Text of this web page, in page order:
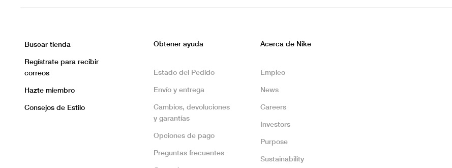
Buscar tienda
Regístrate para recibir
correos
Hazte miembro
Consejos de Estilo
Obtener ayuda
Estado del Pedido
Envío y entrega
Cambios, devoluciones
y garantías
Opciones de pago
Preguntas frecuentes
Acerca de Nike
Empleo
News
Careers
Investors
Purpose
Sustainability